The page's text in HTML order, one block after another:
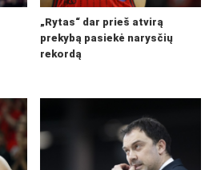
„Rytas“ dar prieš atvirą
prekybą pasiekė narysčių
rekordą